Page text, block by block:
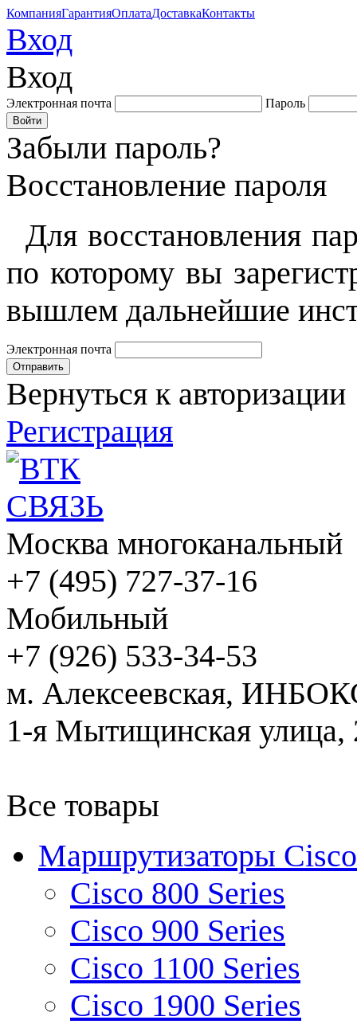
КомпанияГарантияОплатаДоставкаКонтакты
Вход
Вход
Электронная почта Пароль
Забыли пароль?
Восстановление пароля
Для восстановления
по которому вы
вышлем дальнейшие
Электронная почта
Вернуться к авторизации
Регистрация
Москва многоканальный
+7 (495) 727-37-16
Мобильный
+7 (926) 533-34-53
м. Алексеевская,
1-я Мытищинская улица,
Все товары
Маршрутизаторы Cisco
Cisco 800 Series
Cisco 900 Series
Cisco 1100 Series
Cisco 1900 Series